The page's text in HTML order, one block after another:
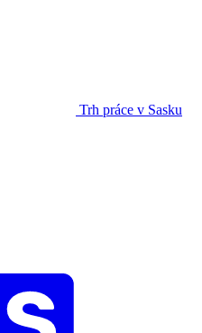
Trh práce v Sasku